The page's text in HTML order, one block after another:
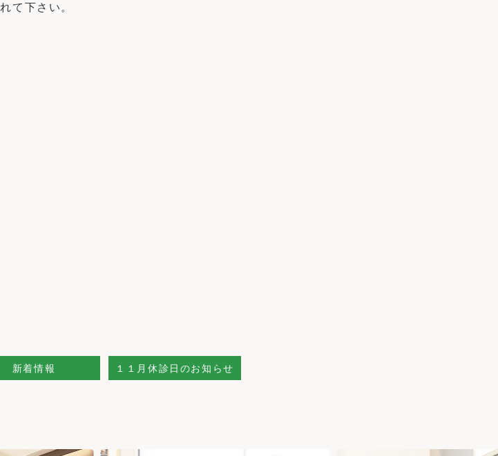
て下さい。
新着情報 １１月休診日のお知らせ